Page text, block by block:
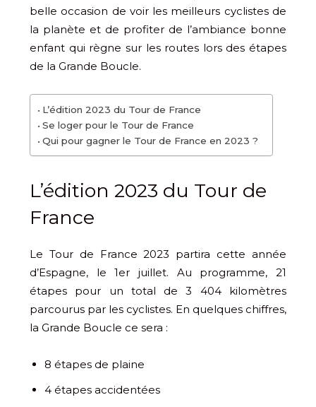
belle occasion de voir les meilleurs cyclistes de
la planète et de profiter de l’ambiance bonne
enfant qui règne sur les routes lors des étapes
de la Grande Boucle.
L’édition 2023 du Tour de France
Se loger pour le Tour de France
Qui pour gagner le Tour de France en 2023 ?
L’édition 2023 du Tour de
France
Le Tour de France 2023 partira cette année
d’Espagne, le 1er juillet. Au programme, 21
étapes pour un total de 3 404 kilomètres
parcourus par les cyclistes. En quelques chiffres,
la Grande Boucle ce sera :
8 étapes de plaine
4 étapes accidentées